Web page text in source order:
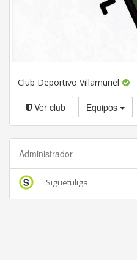
Club Deportivo Villamuriel
Ver club Equipos
Administrador
Siguetuliga